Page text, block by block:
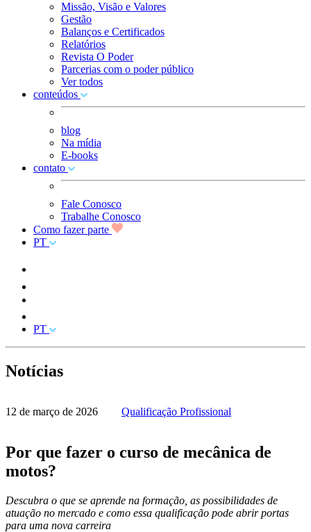
Missão, Visão e Valores
Gestão
Balanços e Certificados
Relatórios
Revista O Poder
Parcerias com o poder público
Ver todos
conteúdos
blog
Na mídia
E-books
contato
Fale Conosco
Trabalhe Conosco
Como fazer parte
PT
PT
Notícias
12 de março de 2026 Qualificação Profissional
Por que fazer o curso de mecânica de
motos?
Descubra o que se aprende na formação, as possibilidades de
atuação no mercado e como essa qualificação pode abrir portas
para uma nova carreira